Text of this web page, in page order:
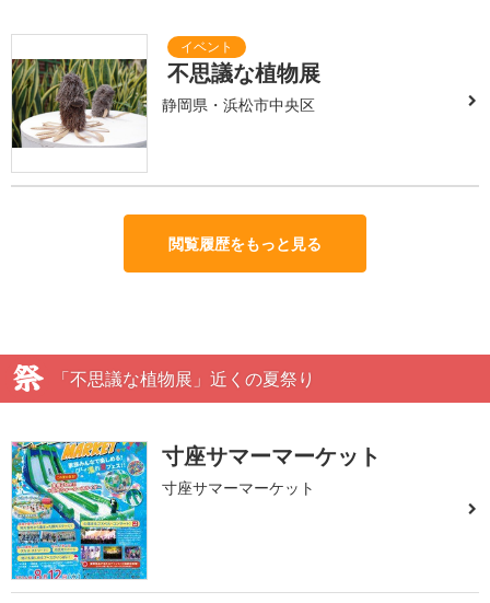
不思議な植物展
静岡県・浜松市中央区
閲覧履歴をもっと見る
「不思議な植物展」近くの夏祭り
寸座サマーマーケット
寸座サマーマーケット